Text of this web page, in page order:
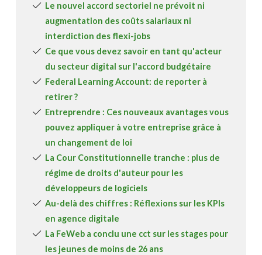
Le nouvel accord sectoriel ne prévoit ni
augmentation des coûts salariaux ni
interdiction des flexi-jobs
Ce que vous devez savoir en tant qu'acteur
du secteur digital sur l'accord budgétaire
Federal Learning Account: de reporter à
retirer ?
Entreprendre : Ces nouveaux avantages vous
pouvez appliquer à votre entreprise grâce à
un changement de loi
La Cour Constitutionnelle tranche : plus de
régime de droits d'auteur pour les
développeurs de logiciels
Au-delà des chiffres : Réflexions sur les KPIs
en agence digitale
La FeWeb a conclu une cct sur les stages pour
les jeunes de moins de 26 ans